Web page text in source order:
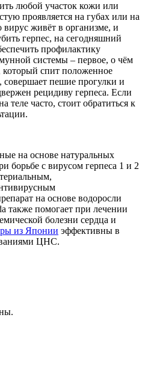
любой участок кожи или
проявляется на губах или на
вирус живёт в организме, и
герпес, на сегодняшний
профилактику
системы – первое, о чём
который спит положенное
совершает пешие прогулки и
рецидиву герпеса. Если
теле часто, стоит обратиться к
на основе натуральных
борьбе с вирусом герпеса 1 и 2
на основе водоросли
также помогает при лечении
болезни сердца и
из Японии эффективны в
ЦНС.